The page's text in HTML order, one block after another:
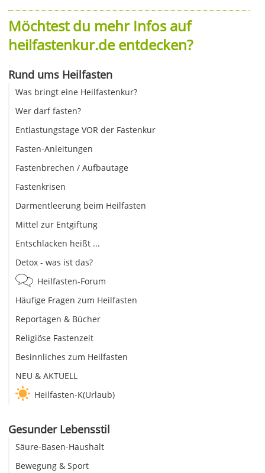
Möchtest du mehr Infos auf
heilfastenkur.de entdecken?
Rund ums Heilfasten
Was bringt eine Heilfastenkur?
Wer darf fasten?
Entlastungstage VOR der Fastenkur
Fasten-Anleitungen
Fastenbrechen / Aufbautage
Fastenkrisen
Darmentleerung beim Heilfasten
Mittel zur Entgiftung
Entschlacken heißt ...
Detox - was ist das?
Heilfasten-Forum
Häufige Fragen zum Heilfasten
Reportagen & Bücher
Religiöse Fastenzeit
Besinnliches zum Heilfasten
NEU & AKTUELL
Heilfasten-K(Urlaub)
Gesunder Lebensstil
Säure-Basen-Haushalt
Bewegung & Sport